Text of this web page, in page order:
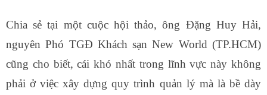
Chia sẻ tại một cuộc hội thảo, ông Đặng Huy Hải,
nguyên Phó TGĐ Khách sạn New World (TP.HCM)
cũng cho biết, cái khó nhất trong lĩnh vực này không
phải ở việc xây dựng quy trình quản lý mà là bề dày